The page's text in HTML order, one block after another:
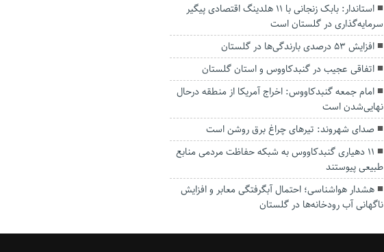
استاندار: بابک زنجانی با ۱۱ هلدینگ اقتصادی پیگیر
سرمایه‌گذاری در گلستان است
افزایش ۵۳ درصدی بارندگی‌ها در گلستان
اتفاقی عجیب در‌ گنبدکاووس و استان گلستان
امام جمعه گنبدکاووس: اخراج آمریکا از منطقه درحال
نهایی‌شدن است
صدای شهروند: تیرهای چراغ برق روشن است
۱۱ دهیاری گنبدکاووس به شبکه حفاظت مردمی منابع
طبیعی پیوستند
هشدار هواشناسی؛ احتمال آبگرفتگی معابر و افزایش
ناگهانی آب رودخانه‌ها در گلستان